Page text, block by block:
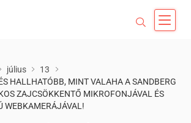
július
13
HALLHATÓBB, MINT VALAHA A SANDBERG
ZAJCSÖKKENTŐ MIKROFONJÁVAL ÉS
WEBKAMERÁJÁVAL!